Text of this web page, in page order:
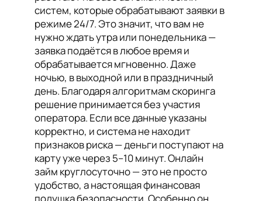
систем, которые обрабатывают заявки в
режиме 24/7. Это значит, что вам не
нужно ждать утра или понедельника —
заявка подаётся в любое время и
обрабатывается мгновенно. Даже
ночью, в выходной или в праздничный
день. Благодаря алгоритмам скоринга
решение принимается без участия
оператора. Если все данные указаны
корректно, и система не находит
признаков риска — деньги поступают на
карту уже через 5–10 минут. Онлайн
займ круглосуточно — это не просто
удобство, а настоящая финансовая